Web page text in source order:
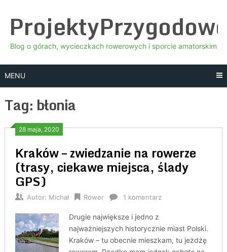
content
Blog o górach, wycieczkach rowerowych i sporcie amatorskim
MENU
Tag: błonia
28 maja, 2020
Kraków – zwiedzanie na rowerze
(trasy, ciekawe miejsca, ślady
GPS)
Autor: Michał Rower 1 komentarz
Drugie największe i jedno z
najważniejszych historycznie miast Polski.
Kraków – tu obecnie mieszkam, tu jeżdżę